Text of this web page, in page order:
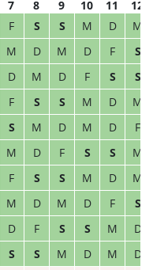
7 8 9 10 11
12
F S S M D
M
M D M D F
S
D M D F S
S
F S S M D
M
S M D M D
F
M D F S S
M
F S S M D
M
M D M D F
S
D F S S M
D
S S M D M
D